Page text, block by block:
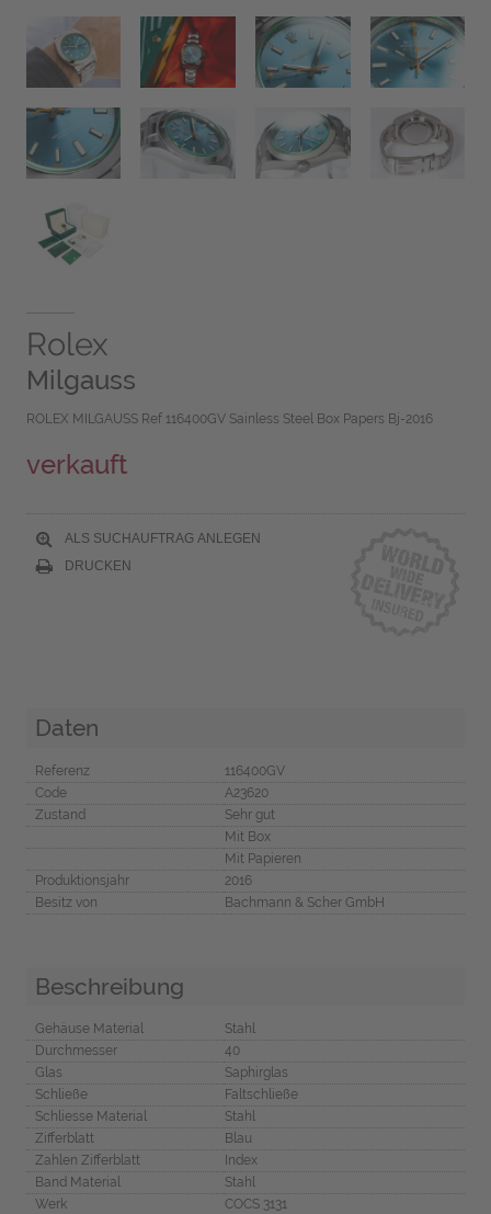
Rolex
Milgauss
ROLEX MILGAUSS Ref 116400GV Sainless Steel Box Papers Bj-2016
verkauft
ALS SUCHAUFTRAG ANLEGEN
DRUCKEN
Daten
Referenz
116400GV
Code
A23620
Zustand
Sehr gut
Mit Box
Mit Papieren
Produktionsjahr
2016
Besitz von
Bachmann & Scher GmbH
Beschreibung
Gehäuse Material
Stahl
Durchmesser
40
Glas
Saphirglas
Schließe
Faltschließe
Schliesse Material
Stahl
Zifferblatt
Blau
Zahlen Zifferblatt
Index
Band Material
Stahl
Werk
COCS 3131